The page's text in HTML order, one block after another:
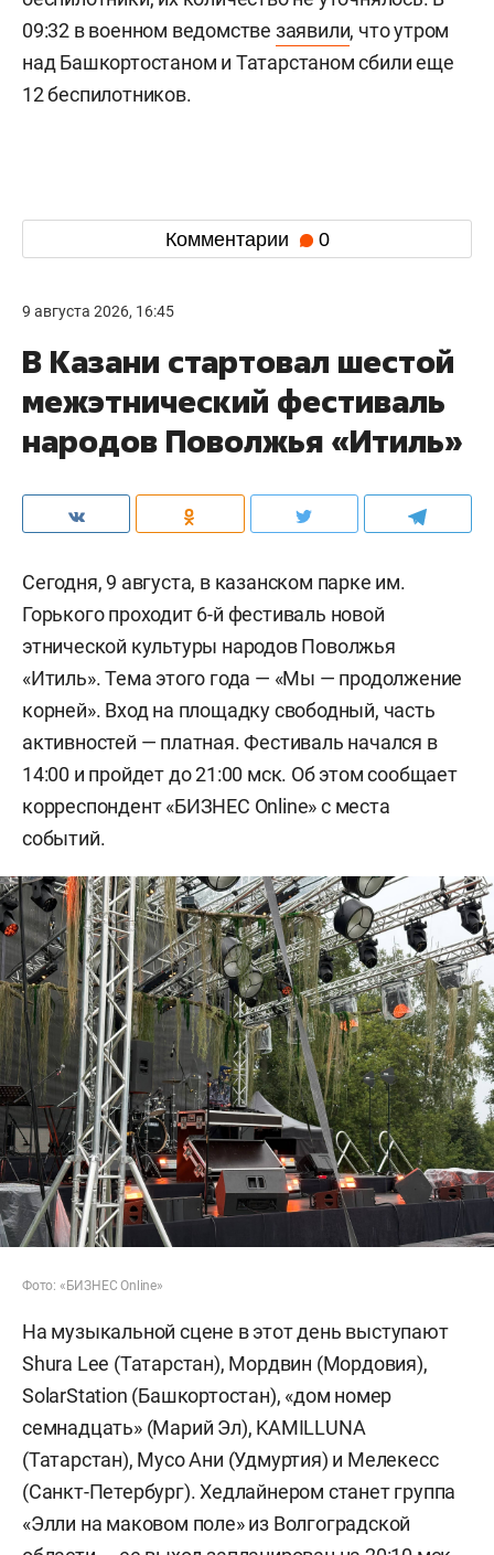
09:32 в военном ведомстве заявили, что утром
над Башкортостаном и Татарстаном сбили еще
12 беспилотников.
Комментарии 0
9 августа 2026, 16:45
В Казани стартовал шестой
межэтнический фестиваль
народов Поволжья «Итиль»
Сегодня, 9 августа, в казанском парке им.
Горького проходит 6-й фестиваль новой
этнической культуры народов Поволжья
«Итиль». Тема этого года — «Мы — продолжение
корней». Вход на площадку свободный, часть
активностей — платная. Фестиваль начался в
14:00 и пройдет до 21:00 мск. Об этом сообщает
корреспондент «БИЗНЕС Online» с места
событий.
Фото: «БИЗНЕС Online»
На музыкальной сцене в этот день выступают
Shura Lee (Татарстан), Мордвин (Мордовия),
SolarStation (Башкортостан), «дом номер
семнадцать» (Марий Эл), KAMILLUNA
(Татарстан), Мусо Ани (Удмуртия) и Мелекесс
(Санкт-Петербург). Хедлайнером станет группа
«Элли на маковом поле» из Волгоградской